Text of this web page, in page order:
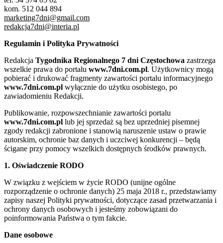
kom. 512 044 894
marketing7dni@gmail.com
redakcja7dni@interia.pl
Regulamin i Polityka Prywatności
Redakcja Tygodnika Regionalnego 7 dni Częstochowa zastrzega
wszelkie prawa do portalu www.7dni.com.pl. Użytkownicy mogą
pobierać i drukować fragmenty zawartości portalu informacyjnego
www.7dni.com.pl wyłącznie do użytku osobistego, po
zawiadomieniu Redakcji.
Publikowanie, rozpowszechnianie zawartości portalu
www.7dni.com.pl lub jej sprzedaż są bez uprzedniej pisemnej
zgody redakcji zabronione i stanowią naruszenie ustaw o prawie
autorskim, ochronie baz danych i uczciwej konkurencji – będą
ścigane przy pomocy wszelkich dostępnych środków prawnych.
1. Oświadczenie RODO
W związku z wejściem w życie RODO (unijne ogólne
rozporządzenie o ochronie danych) 25 maja 2018 r., przedstawiamy
zapisy naszej Polityki prywatności, dotyczące zasad przetwarzania i
ochrony danych osobowych i jesteśmy zobowiązani do
poinformowania Państwa o tym fakcie.
Dane osobowe